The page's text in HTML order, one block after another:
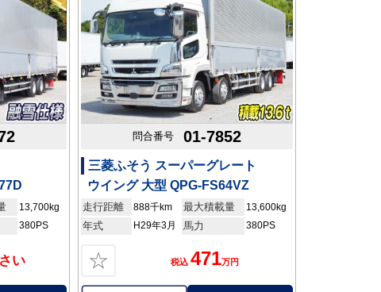
13,700kg
380PS
い
問合番号 01-7852
三菱ふそう スーパーグレート
ウイング 大型 QPG-FS64VZ
走行距離 888千km 最大積載量 13,600kg
年式 H29年3月 馬力 380PS
☆ 税込 471万円